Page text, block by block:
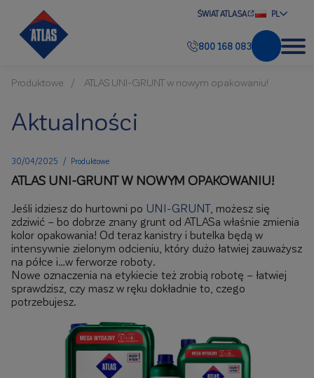
ŚWIAT ATLASA PL
800 168 083
Produktowe ATLAS UNI-GRUNT w nowym opakowaniu!
Aktualności
30/04/2025 / Produktowe
ATLAS UNI-GRUNT W NOWYM OPAKOWANIU!
Jeśli idziesz do hurtowni po UNI-GRUNT, możesz się
zdziwić – bo dobrze znany grunt od ATLASa właśnie zmienia
kolor opakowania! Od teraz kanistry i butelka będą w
intensywnie zielonym odcieniu, który dużo łatwiej zauważysz
na półce i…w ferworze roboty.
Nowe oznaczenia na etykiecie też zrobią robotę – łatwiej
sprawdzisz, czy masz w ręku dokładnie to, czego
potrzebujesz.